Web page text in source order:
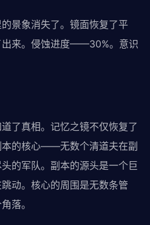
象消失了。镜面恢复了平
出来。侵蚀进度——30%。意识
真相。记忆之镜不仅恢复了
的核心——无数个清道夫在副
的军队。副本的源头是一个巨
动。核心的周围是无数条管
落。